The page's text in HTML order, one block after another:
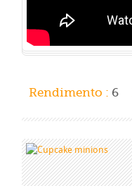
Rendimento : 6